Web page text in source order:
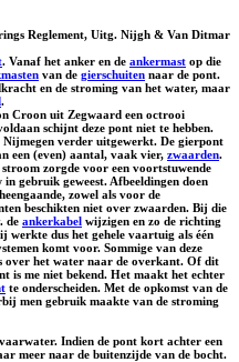
Reglement, Uitg. Nijgh & Van Ditmar
. Vanaf het anker en de ankermast op die
van de gierschuiten naar de pont.
en de stroming van het water, maar
.
Croon uit Zegwaard een octrooi
schijnt deze pont niet te hebben.
verder uitgewerkt. De gierpont
een (even) aantal, vaak vier, zwaarden.
zorgde voor een voortstuwende
gebruik geweest. Afbeeldingen doen
zowel als voor de
beschikten niet over zwaarden. Bij die
de ankerkabel wijzigen en zo de richting
werkte dus het gehele vaartuig als één
komt voor. Sommige van deze
over het water naar de overkant. Of dit
is me niet bekend. Het maakt het echter
te onderscheiden. Met de opkomst van de
men gebruik maakte van de stroming
Indien de pont kort achter een
meer naar de buitenzijde van de bocht.